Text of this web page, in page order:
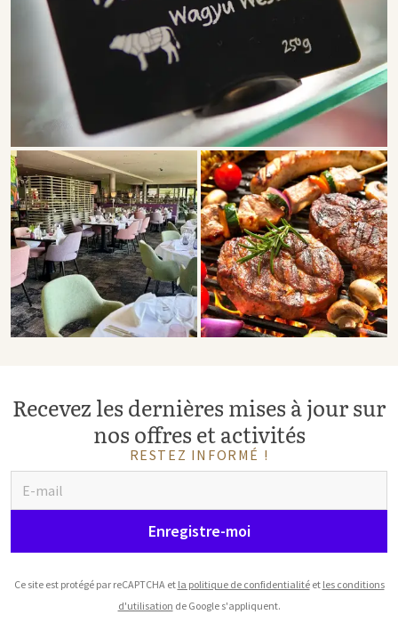
Recevez les dernières mises à jour sur
nos offres et activités
RESTEZ INFORMÉ !
Enregistre-moi
Ce site est protégé par reCAPTCHA et la politique de confidentialitéet les conditions
d'utilisation de Google s'appliquent.